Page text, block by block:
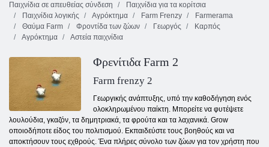
Παιχνίδια σε απευθείας σύνδεση
Παιχνίδια για τα κορίτσια
Παιχνίδια λογικής
Αγρόκτημα Farm Frenzy
Farmerama
Θαύμα Farm
Φροντίδα των ζώων Γεωργός
Καρπός
Αγρόκτημα
Αστεία παιχνίδια
Φρενίτιδα Farm 2
Farm frenzy 2
Γεωργικής ανάπτυξης, υπό την καθοδήγηση ενός
ολοκληρωμένου παίκτη. Μπορείτε να φυτέψετε
λουλούδια, γκαζόν, τα δημητριακά, τα φρούτα και τα λαχανικά. Grow
οποιοδήποτε είδος του πολιτισμού. Εκπαιδεύστε τους βοηθούς και να
αποκτήσουν τους εχθρούς. Ένα πλήρες σύνολο των ζώων για τον χρήστη που